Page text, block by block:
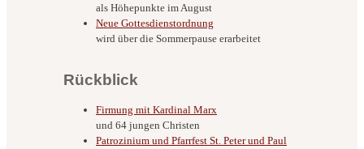
als Höhepunkte im August
Neue Gottesdienstordnung
wird über die Sommerpause erarbeitet
Rückblick
Firmung mit Kardinal Marx
und 64 jungen Christen
Patrozinium und Pfarrfest St. Peter und Paul